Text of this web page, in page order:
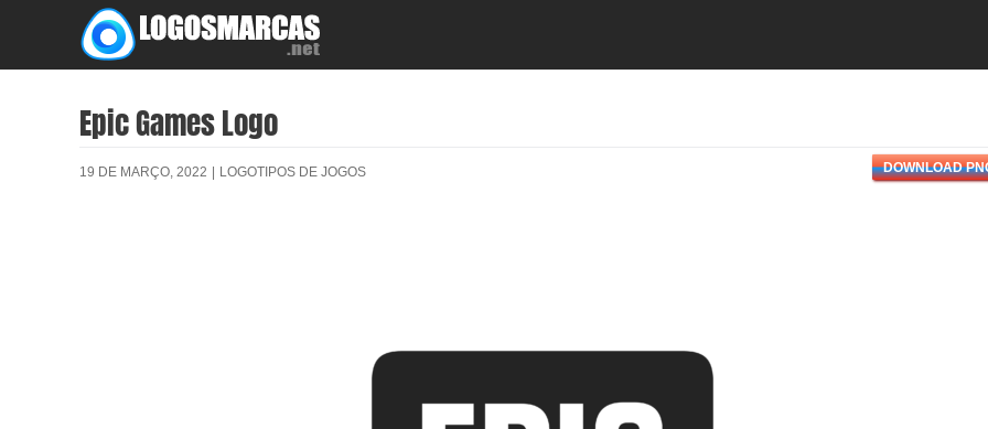
content
Epic Games Logo
19 DE MARÇO, 2022 | LOGOTIPOS DE JOGOS DOWNLOAD